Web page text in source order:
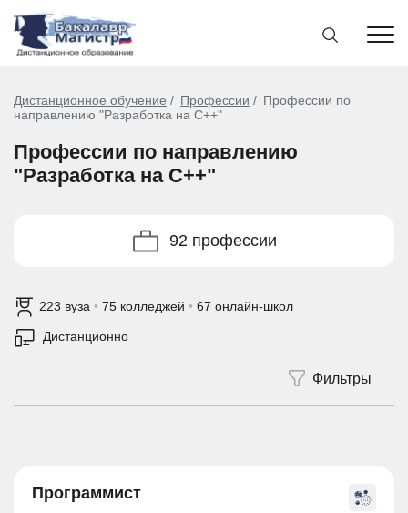
Дистанционное обучение Профессии
Профессии по
направлению "Разработка на C++"
Профессии по направлению
"Разработка на C++"
92 профессии
223 вуза • 75 колледжей • 67 онлайн-школ
Дистанционно
Программист